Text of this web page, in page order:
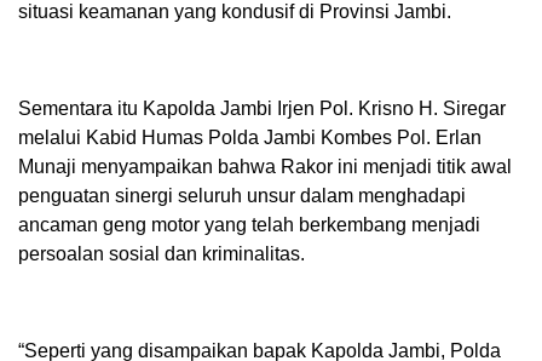
situasi keamanan yang kondusif di Provinsi Jambi.
Sementara itu Kapolda Jambi Irjen Pol. Krisno H. Siregar
melalui Kabid Humas Polda Jambi Kombes Pol. Erlan
Munaji menyampaikan bahwa Rakor ini menjadi titik awal
penguatan sinergi seluruh unsur dalam menghadapi
ancaman geng motor yang telah berkembang menjadi
persoalan sosial dan kriminalitas.
“Seperti yang disampaikan bapak Kapolda Jambi, Polda